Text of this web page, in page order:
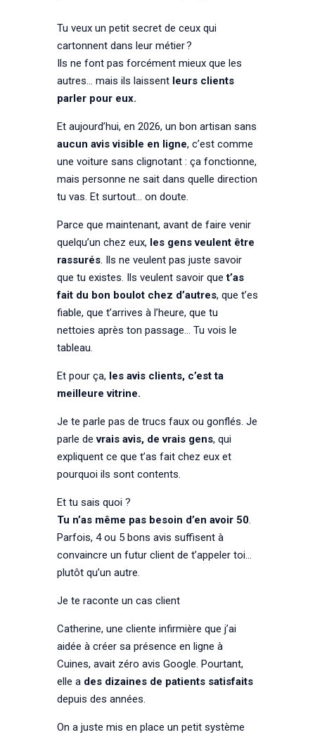
Tu veux un petit secret de ceux qui
cartonnent dans leur métier ?
Ils ne font pas forcément mieux que les
autres… mais ils laissent leurs clients
parler pour eux.
Et aujourd’hui, en 2026, un bon artisan sans
aucun avis visible en ligne, c’est comme
une voiture sans clignotant : ça fonctionne,
mais personne ne sait dans quelle direction
tu vas. Et surtout… on doute.
Parce que maintenant, avant de faire venir
quelqu’un chez eux, les gens veulent être
rassurés. Ils ne veulent pas juste savoir
que tu existes. Ils veulent savoir quet’as
fait du bon boulot chez d’autres, que t’es
fiable, que t’arrives à l’heure, que tu
nettoies après ton passage… Tu vois le
tableau.
Et pour ça, les avis clients, c’est ta
meilleure vitrine.
Je te parle pas de trucs faux ou gonflés. Je
parle devrais avis, de vrais gens, qui
expliquent ce que t’as fait chez eux et
pourquoi ils sont contents.
Et tu sais quoi ?
Tu n’as même pas besoin d’en avoir 50.
Parfois, 4 ou 5 bons avis suffisent à
convaincre un futur client de t’appeler toi…
plutôt qu’un autre.
Je te raconte un cas client
Catherine, une cliente infirmière que j’ai
aidée à créer sa présence en ligne à
Cuines, avait zéro avis Google. Pourtant,
elle a des dizaines de patients satisfaits
depuis des années.
On a juste mis en place un petit système